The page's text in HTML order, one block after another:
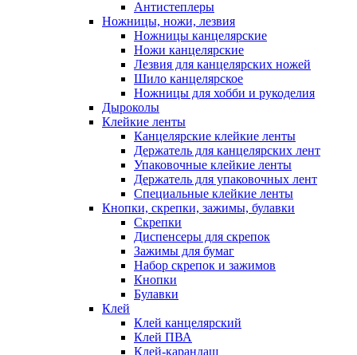
Антистеплеры
Ножницы, ножи, лезвия
Ножницы канцелярские
Ножи канцелярские
Лезвия для канцелярских ножей
Шило канцелярское
Ножницы для хобби и рукоделия
Дыроколы
Клейкие ленты
Канцелярские клейкие ленты
Держатель для канцелярских лент
Упаковочные клейкие ленты
Держатель для упаковочных лент
Специальные клейкие ленты
Кнопки, скрепки, зажимы, булавки
Скрепки
Диспенсеры для скрепок
Зажимы для бумаг
Набор скрепок и зажимов
Кнопки
Булавки
Клей
Клей канцелярский
Клей ПВА
Клей-карандаш